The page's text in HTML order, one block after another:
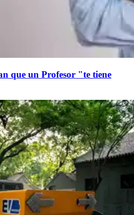
que un Profesor "te tiene